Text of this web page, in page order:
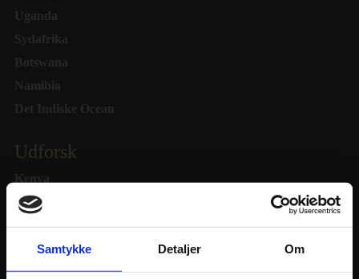
Samtykke Detaljer Om
Uganda
Sydafrika
Botswana
Namibia
Det Indiske Ocean
Udforsk
Kenya
Tanzania
Uganda
Sydafrika
Botswana